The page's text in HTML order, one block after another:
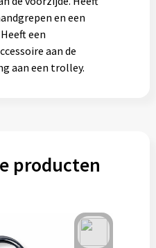
en een
een
aan de
aan een trolley.
producten